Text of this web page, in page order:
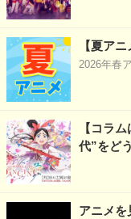
【夏アニ
2026年春
【コラ
代”をど
アニメを